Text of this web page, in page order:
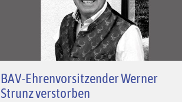
BAV-Ehrenvorsitzender Werner
Strunz verstorben